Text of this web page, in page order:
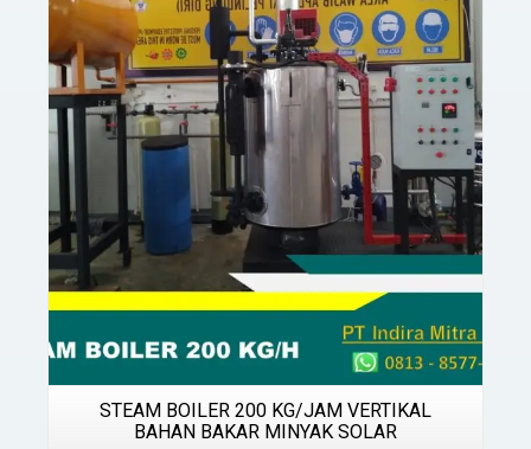
Details
STEAM BOILER 200 KG/JAM VERTIKAL
BAHAN BAKAR MINYAK SOLAR